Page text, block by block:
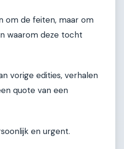
om de feiten, maar om
waarom deze tocht
vorige edities, verhalen
quote van een
en urgent.